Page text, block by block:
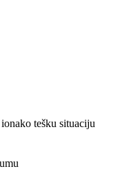
tešku situaciju